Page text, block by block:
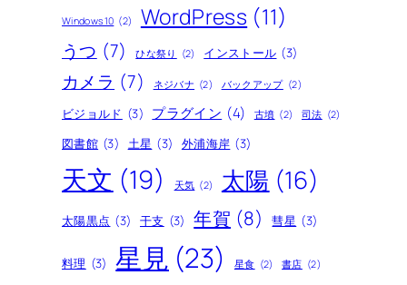
Windows10 (2) WordPress (11)
うつ (7) ひな祭り (2) インストール (3)
カメラ (7) ネジバナ (2) バックアップ (2)
ビジョルド (3) プラグイン (4) 古墳 (2) 司法 (2)
図書館 (3) 土星 (3) 外浦海岸 (3)
天文 (19) 天気 (2) 太陽 (16)
太陽黒点 (3) 干支 (3) 年賀 (8) 彗星 (3)
料理 (3) 星見 (23) 星食 (2) 書店 (2)